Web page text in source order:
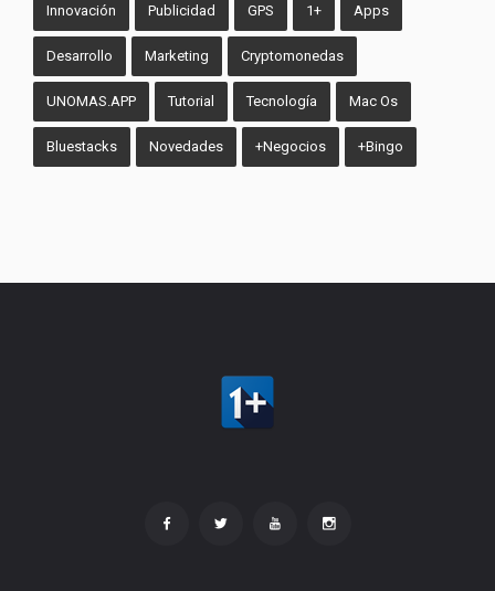
Innovación Publicidad GPS 1+ Apps
Desarrollo Marketing Cryptomonedas
UNOMAS.APP Tutorial Tecnología Mac Os
Bluestacks Novedades +Negocios +Bingo